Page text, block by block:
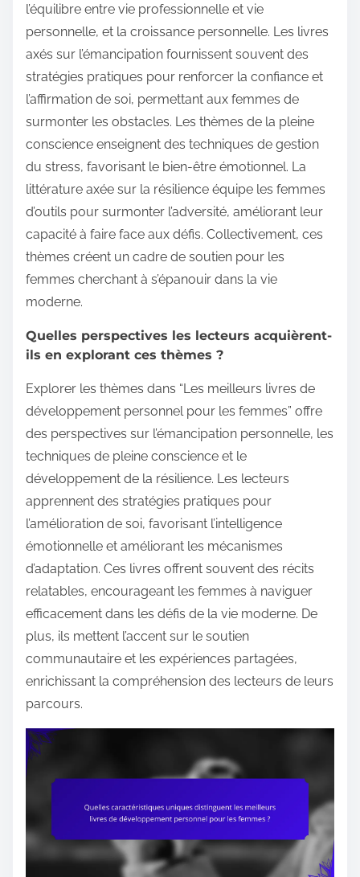
l’équilibre entre vie professionnelle et vie
personnelle, et la croissance personnelle. Les livres
axés sur l’émancipation fournissent souvent des
stratégies pratiques pour renforcer la confiance et
l’affirmation de soi, permettant aux femmes de
surmonter les obstacles. Les thèmes de la pleine
conscience enseignent des techniques de gestion
du stress, favorisant le bien-être émotionnel. La
littérature axée sur la résilience équipe les femmes
d’outils pour surmonter l’adversité, améliorant leur
capacité à faire face aux défis. Collectivement, ces
thèmes créent un cadre de soutien pour les
femmes cherchant à s’épanouir dans la vie
moderne.
Quelles perspectives les lecteurs acquièrent-
ils en explorant ces thèmes ?
Explorer les thèmes dans “Les meilleurs livres de
développement personnel pour les femmes” offre
des perspectives sur l’émancipation personnelle, les
techniques de pleine conscience et le
développement de la résilience. Les lecteurs
apprennent des stratégies pratiques pour
l’amélioration de soi, favorisant l’intelligence
émotionnelle et améliorant les mécanismes
d’adaptation. Ces livres offrent souvent des récits
relatables, encourageant les femmes à naviguer
efficacement dans les défis de la vie moderne. De
plus, ils mettent l’accent sur le soutien
communautaire et les expériences partagées,
enrichissant la compréhension des lecteurs de leurs
parcours.